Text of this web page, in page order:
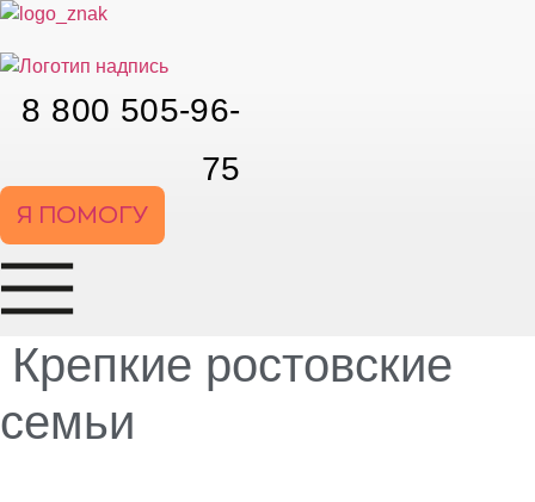
Перейти
содержимому
8 800 505-96-
75
Я ПОМОГУ
Крепкие ростовские
семьи